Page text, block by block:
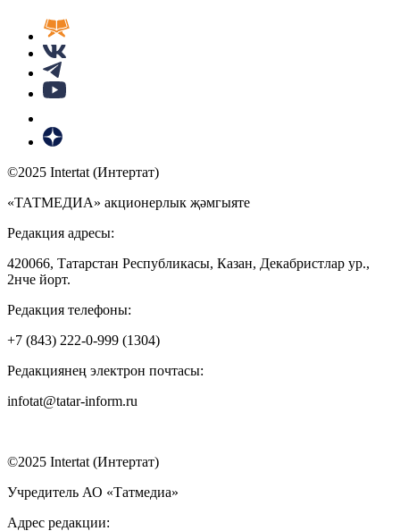
©2025 Intertat (Интертат)
«ТАТМЕДИА» акционерлык җәмгыяте
Редакция адресы:
420066, Татарстан Республикасы, Казан, Декабристлар ур.,
2нче йорт.
Редакция телефоны:
+7 (843) 222-0-999 (1304)
Редакциянең электрон почтасы:
infotat@tatar-inform.ru
©2025 Intertat (Интертат)
Учредитель АО «Татмедиа»
Адрес редакции: